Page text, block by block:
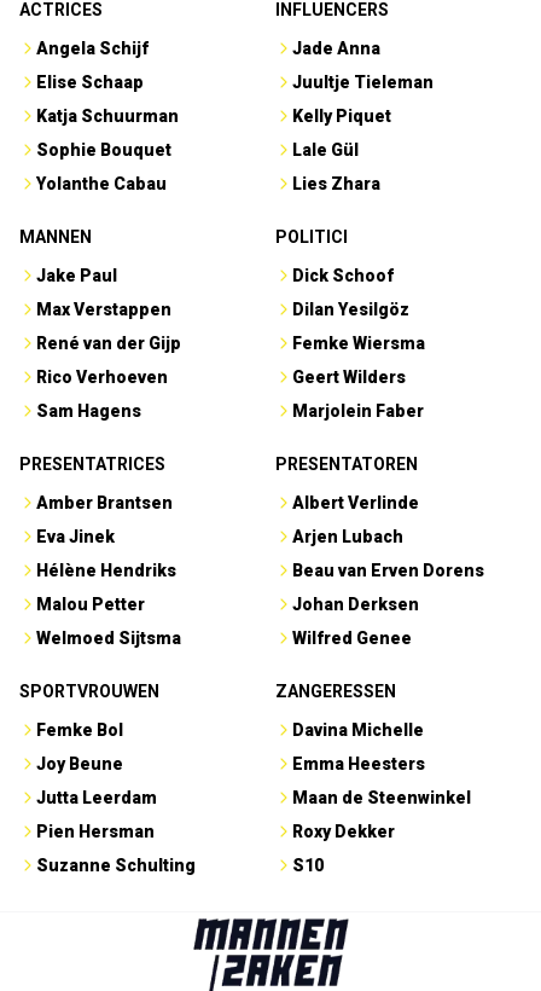
ACTRICES
Angela Schijf
Elise Schaap
Katja Schuurman
Sophie Bouquet
Yolanthe Cabau
INFLUENCERS
Jade Anna
Juultje Tieleman
Kelly Piquet
Lale Gül
Lies Zhara
MANNEN
Jake Paul
Max Verstappen
René van der Gijp
Rico Verhoeven
Sam Hagens
POLITICI
Dick Schoof
Dilan Yesilgöz
Femke Wiersma
Geert Wilders
Marjolein Faber
PRESENTATRICES
Amber Brantsen
Eva Jinek
Hélène Hendriks
Malou Petter
Welmoed Sijtsma
PRESENTATOREN
Albert Verlinde
Arjen Lubach
Beau van Erven Dorens
Johan Derksen
Wilfred Genee
SPORTVROUWEN
Femke Bol
Joy Beune
Jutta Leerdam
Pien Hersman
Suzanne Schulting
ZANGERESSEN
Davina Michelle
Emma Heesters
Maan de Steenwinkel
Roxy Dekker
S10